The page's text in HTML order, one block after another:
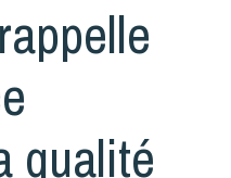
qualité